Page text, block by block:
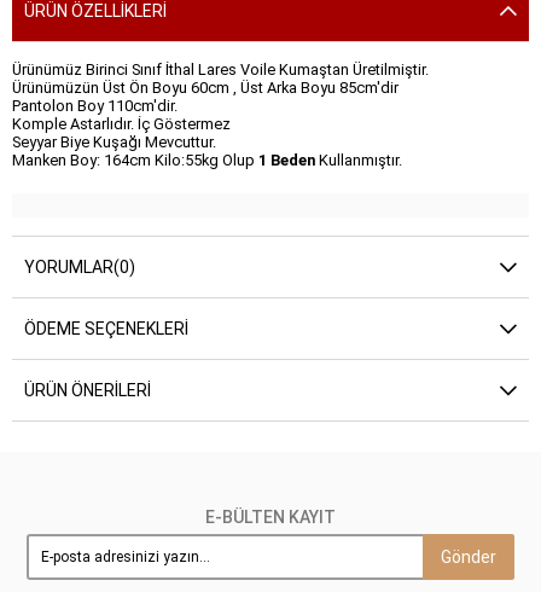
ÜRÜN ÖZELLIKLERI
Ürünümüz Birinci Sınıf İthal Lares Voile Kumaştan Üretilmiştir.
Ürünümüzün Üst Ön Boyu 60cm , Üst Arka Boyu 85cm'dir
Pantolon Boy 110cm'dir.
Komple Astarlıdır. İç Göstermez
Seyyar Biye Kuşağı Mevcuttur.
Manken Boy: 164cm Kilo:55kg Olup 1 Beden Kullanmıştır.
YORUMLAR(0)
ÖDEME SEÇENEKLERI
ÜRÜN ÖNERILERI
E-BÜLTEN KAYIT
Gönder